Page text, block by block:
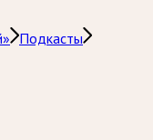
Подкасты